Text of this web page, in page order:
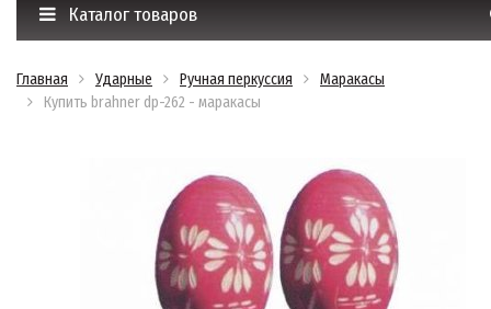
Каталог товаров
Главная Ударные Ручная перкуссия
Маракасы
Купить brahner dp-262 - маракасы